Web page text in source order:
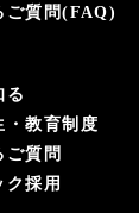
ご質問(FAQ)
る
・教育制度
ご質問
ク採用